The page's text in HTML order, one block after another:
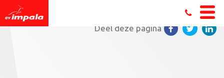
Home»DC Taleninstituut steunt Impala met Superlot
Deel deze pagina